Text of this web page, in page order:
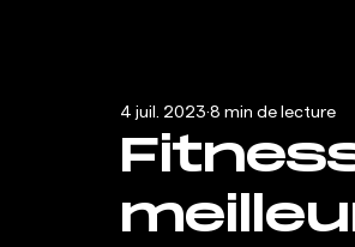
4 juil. 2023 8 min de lecture